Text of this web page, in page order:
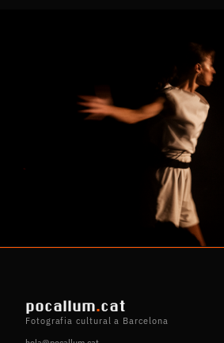
pocallum.cat
Fotografia cultural a Barcelona